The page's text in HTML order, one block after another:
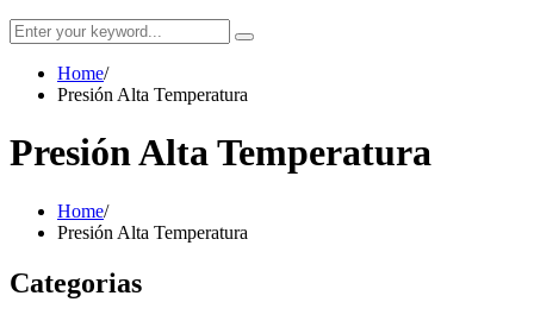
Home/
Presión Alta Temperatura
Presión Alta Temperatura
Home/
Presión Alta Temperatura
Categorias